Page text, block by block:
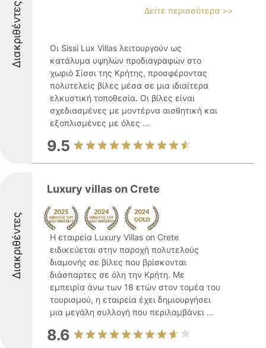
Διακριθέντες Δείτε περισσότερα >>
Οι Sissi Lux Villas λειτουργούν ως
κατάλυμα υψηλών προδιαγραφών στο
χωριό Σίσσι της Κρήτης, προσφέροντας
πολυτελείς βίλες μέσα σε μια ιδιαίτερα
ελκυστική τοποθεσία. Οι βίλες είναι
σχεδιασμένες με μοντέρνα αισθητική και
εξοπλισμένες με όλες ...
9.5
Διακριθέντες
Luxury villas on Crete
Η εταιρεία Luxury Villas on Crete
ειδικεύεται στην παροχή πολυτελούς
διαμονής σε βίλες που βρίσκονται
διάσπαρτες σε όλη την Κρήτη. Με
εμπειρία άνω των 18 ετών στον τομέα του
τουρισμού, η εταιρεία έχει δημιουργήσει
μια μεγάλη συλλογή που περιλαμβάνει ...
8.6